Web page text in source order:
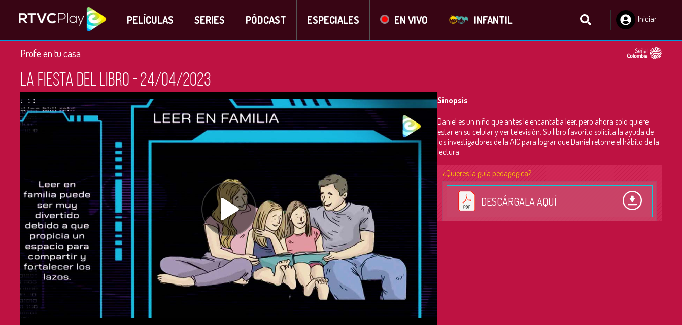
PELÍCULAS SERIES PÓDCAST ESPECIALES EN VIVO INFANTIL
Iniciar
Profe en tu casa
La fiesta del libro - 24/04/2023
Sinopsis
Daniel es un niño que antes le encantaba leer, pero ahora solo quiere
estar en su celular y ver televisión. Su libro favorito solicita la ayuda de
los investigadores de la AIC para lograr que Daniel retome el hábito de la
lectura.
¿Quieres la guía pedagógica?
DESCÁRGALA AQUÍ